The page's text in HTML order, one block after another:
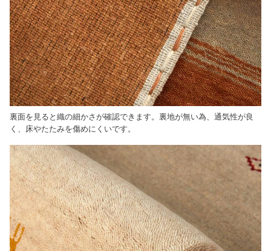
裏面を見ると織の細かさが確認できます。裏地が無い為、通気性が良
く、床やたたみを傷めにくいです。